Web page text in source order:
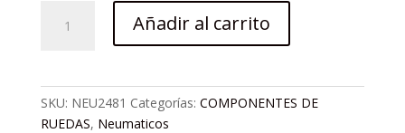
KENDA
Añadir al carrito
SKU: NEU2481 Categorías: COMPONENTES DE
RUEDAS, Neumaticos